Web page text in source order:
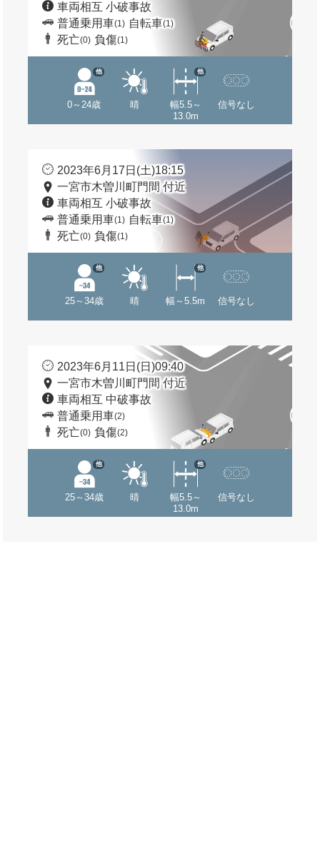
車両相互 小破事故
普通乗用車(1) 自転車(1)
死亡(0) 負傷(1)
0～24歳
他
晴
幅5.5～
13.0m
他
信号なし
2023年6月17日(土)18:15
一宮市木曽川町門間 付近
車両相互 小破事故
普通乗用車(1) 自転車(1)
死亡(0) 負傷(1)
25～34歳
他
晴 幅～5.5m
他
信号なし
2023年6月11日(日)09:40
一宮市木曽川町門間 付近
車両相互 中破事故
普通乗用車(2)
死亡(0) 負傷(2)
25～34歳
他
晴
幅5.5～
13.0m
他
信号なし